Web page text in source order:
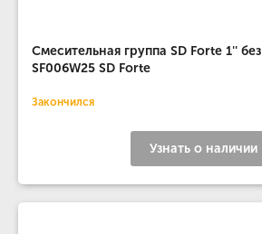
Смесительная группа SD Forte 1''
SF006W25 SD Forte
Закончился
Узнать о наличии